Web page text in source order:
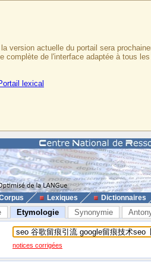
version actuelle du portail sera
complète de l'interface adaptée à tous
lexical
Lexiques Dictionnaires
Etymologie Synonymie
notices corrigées